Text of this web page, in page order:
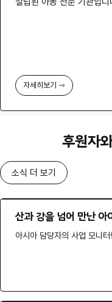
자세히보기 ⇾
후원자
소식 더 보기
산과 강을 넘어 만난 아
아시아 담당자의 사업 모